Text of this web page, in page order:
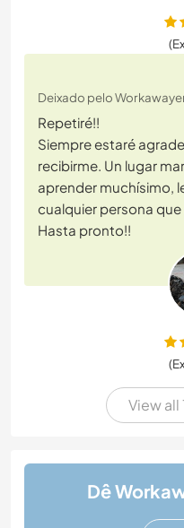
Deixado pelo
Repetiré!!
Siempre estaré
recibirme. Un lugar
aprender muchísimo,
cualquier persona
Hasta pronto!!
View
Dê